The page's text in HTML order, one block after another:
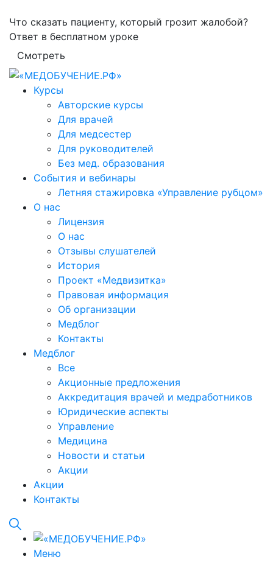
Что сказать пациенту, который грозит жалобой?
Ответ в бесплатном уроке
Смотреть
Курсы
Авторские курсы
Для врачей
Для медсестер
Для руководителей
Без мед. образования
События и вебинары
Летняя стажировка «Управление рубцом»
О нас
Лицензия
О нас
Отзывы слушателей
История
Проект «Медвизитка»
Правовая информация
Об организации
Медблог
Контакты
Медблог
Все
Акционные предложения
Аккредитация врачей и медработников
Юридические аспекты
Управление
Медицина
Новости и статьи
Акции
Акции
Контакты
Меню